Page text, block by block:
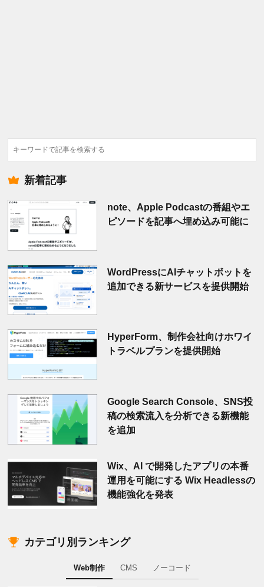
検
索
新着記事
note、Apple Podcastの番組やエ
ピソードを記事へ埋め込み可能に
WordPressにAIチャットボットを
追加できる新サービスを提供開始
HyperForm、制作会社向けホワイ
トラベルプランを提供開始
Google Search Console、SNS投
稿の検索流入を分析できる新機能
を追加
Wix、AI で開発したアプリの本番
運用を可能にする Wix Headlessの
機能強化を発表
カテゴリ別ランキング
Web制作 CMS ノーコード